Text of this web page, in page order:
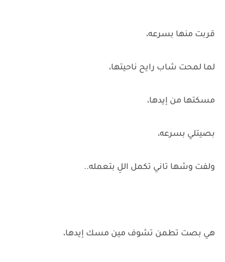
قربت منها بسرعه،
لما لمحت شاب رايح ناحيتها،
مسكتها من إيدها،
بصيتلي بسرعه،
ولفت وشها تاني تكمل اللِ بتعمله..
هي بصت تطمن تشوف مين مسك إيدها،